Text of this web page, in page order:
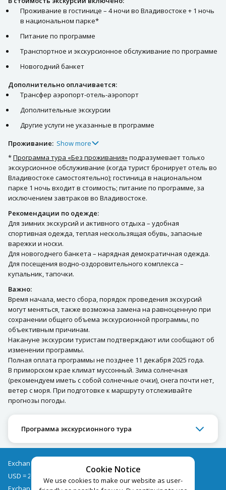
Проживание в гостинице – 4 ночи во Владивостоке + 1 ночь
в национальном парке*
Питание по программе
Транспортное и экскурсионное обслуживание по программе
Новогодний банкет
Дополнительно оплачивается:
Трансфер аэропорт-отель-аэропорт
Дополнительные экскурсии
Другие услуги не указанные в программе
Проживание: Show more
*Программа тура «Без проживания»подразумевает только
экскурсионное обслуживание (когда турист бронирует отель во
Владивостоке самостоятельно); гостиница в национальном
парке 1 ночь входит в стоимость; питание по программе, за
исключением завтраков во Владивостоке.
Рекомендации по одежде:
Для зимних экскурсий и активного отдыха – удобная
спортивная одежда, теплая нескользящая обувь, запасные
варежки и носки.
Для новогоднего банкета – нарядная демократичная одежда.
Для посещения водно-оздоровительного комплекса –
купальник, тапочки.
Важно:
Время начала, место сбора, порядок проведения экскурсий
могут меняться, также возможна замена на равноценную при
сохранении общего объема экскурсионной программы, по
объективным причинам.
Накануне экскурсии туристам подтверждают или сообщают об
изменении программы.
Полная оплата программы не позднее 11 декабря 2025 года.
В приморском крае климат муссонный. Зима солнечная
(рекомендуем иметь с собой солнечные очки), снега почти нет,
ветер с моря. При подготовке к маршруту отслеживайте
прогнозы погоды.
Программа экскурсионного тура
Cookie Notice
We use cookies to make our website as user-
Exchange rates as of 07/08
USD = 2.67